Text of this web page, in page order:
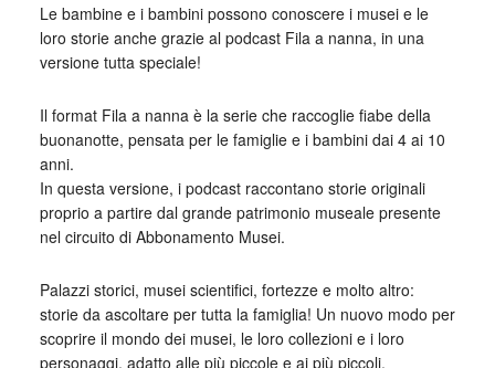
Le bambine e i bambini possono conoscere i musei e le
loro storie anche grazie al podcast Fila a nanna, in una
versione tutta speciale!
Il format Fila a nanna è la serie che raccoglie fiabe della
buonanotte, pensata per le famiglie e i bambini dai 4 ai 10
anni.
In questa versione, i podcast raccontano storie originali
proprio a partire dal grande patrimonio museale presente
nel circuito di Abbonamento Musei.
Palazzi storici, musei scientifici, fortezze e molto altro:
storie da ascoltare per tutta la famiglia! Un nuovo modo per
scoprire il mondo dei musei, le loro collezioni e i loro
personaggi, adatto alle più piccole e ai più piccoli.